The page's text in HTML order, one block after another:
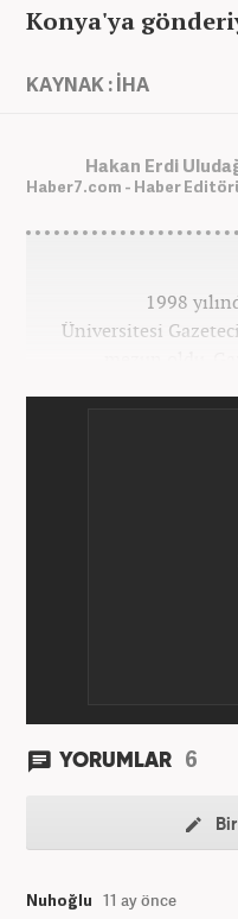
Konya'ya
KAYNAK : İHA
Hakan Erdi
Haber7.com - Haber
1998
Üniversitesi
mezun oldu.
YORUMLAR 6
Nuhoğlu 11 ay önce